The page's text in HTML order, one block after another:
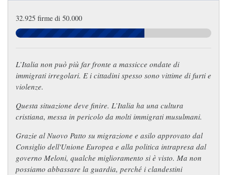
32.925 firme di 50.000
L’Italia non può più far fronte a massicce ondate di
immigrati irregolari. E i cittadini spesso sono vittime di furti e
violenze.
Questa situazione deve finire. L’Italia ha una cultura
cristiana, messa in pericolo da molti immigrati musulmani.
Grazie al Nuovo Patto su migrazione e asilo approvato dal
Consiglio dell'Unione Europea e alla politica intrapresa dal
governo Meloni, qualche miglioramento si è visto. Ma non
possiamo abbassare la guardia, perché i clandestini